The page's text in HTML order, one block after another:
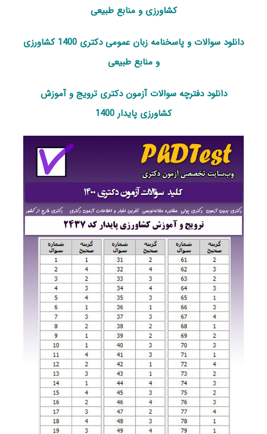
کشاورزی و منابع طبیعی
دانلود سوالات و پاسخنامه زبان عمومی دکتری 1400 کشاورزی
و منابع طبیعی
دانلود دفترچه سوالات آزمون دکتری ترویج و آموزش
کشاورزی پایدار 1400